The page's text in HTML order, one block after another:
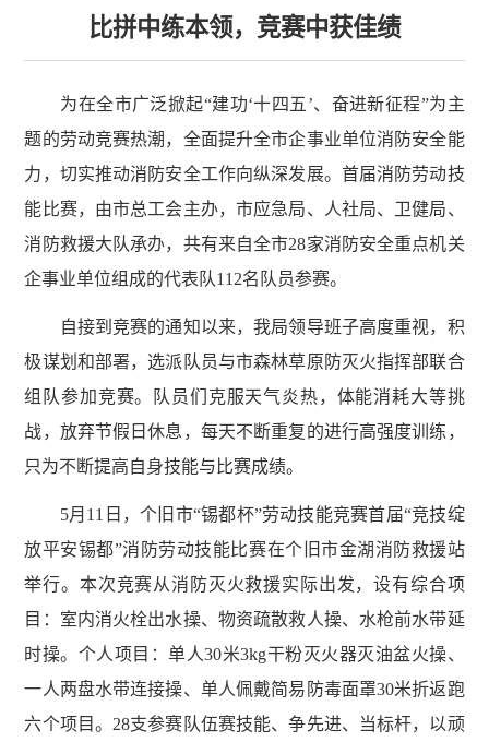
比拼中练本领，竞赛中获佳绩
为在全市广泛掀起“建功‘十四五’、奋进新征程”为主
题的劳动竞赛热潮，全面提升全市企事业单位消防安全能
力，切实推动消防安全工作向纵深发展。首届消防劳动技
能比赛，由市总工会主办，市应急局、人社局、卫健局、
消防救援大队承办，共有来自全市28家消防安全重点机关
企事业单位组成的代表队112名队员参赛。
自接到竞赛的通知以来，我局领导班子高度重视，积
极谋划和部署，选派队员与市森林草原防灭火指挥部联合
组队参加竞赛。队员们克服天气炎热，体能消耗大等挑
战，放弃节假日休息，每天不断重复的进行高强度训练，
只为不断提高自身技能与比赛成绩。
5月11日，个旧市“锡都杯”劳动技能竞赛首届“竞技绽
放平安锡都”消防劳动技能比赛在个旧市金湖消防救援站
举行。本次竞赛从消防灭火救援实际出发，设有综合项
目：室内消火栓出水操、物资疏散救人操、水枪前水带延
时操。个人项目：单人30米3kg干粉灭火器灭油盆火操、
一人两盘水带连接操、单人佩戴简易防毒面罩30米折返跑
六个项目。28支参赛队伍赛技能、争先进、当标杆，以顽